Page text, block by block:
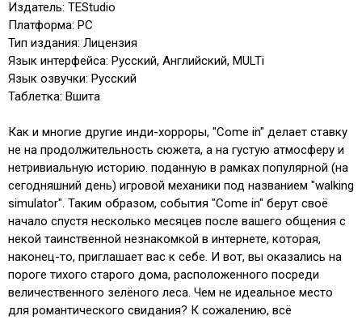
Издатель: TEStudio
Платформа: PC
Тип издания: Лицензия
Язык интерфейса: Русский, Английский, MULTi
Язык озвучки: Русский
Таблетка: Вшита
Как и многие другие инди-хорроры, "Come in" делает ставку
не на продолжительность сюжета, а на густую атмосферу и
нетривиальную историю. поданную в рамках популярной (на
сегодняшний день) игровой механики под названием "walking
simulator". Таким образом, события "Come in" берут своё
начало спустя несколько месяцев после вашего общения с
некой таинственной незнакомкой в интернете, которая,
наконец-то, приглашает вас к себе. И вот, вы оказались на
пороге тихого старого дома, расположенного посреди
величественного зелёного леса. Чем не идеальное место
для романтического свидания? К сожалению, всё